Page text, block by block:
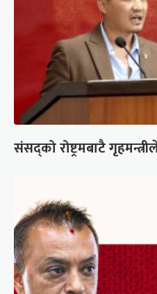
संसद्को रोष्ट्रमबाटै